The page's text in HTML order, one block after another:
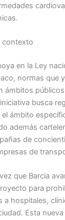
contexto
en la Ley
normas que
ámbitos
busca
ámbito
además
de
de
que Barcia
para
a hospitales,
Esta